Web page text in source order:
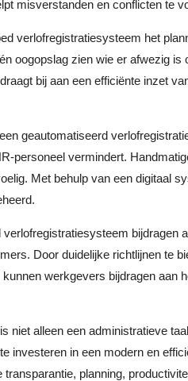
misverstanden en conflicten te
verlofregistratiesysteem het
oogopslag zien wie er afwezig
bij aan een efficiënte inzet
geautomatiseerd
personeel vermindert.
Met behulp van een digitaal
verlofregistratiesysteem bijdragen
Door duidelijke richtlijnen te
werkgevers bijdragen aan
niet alleen een administratieve
investeren in een modern en
transparantie, planning,